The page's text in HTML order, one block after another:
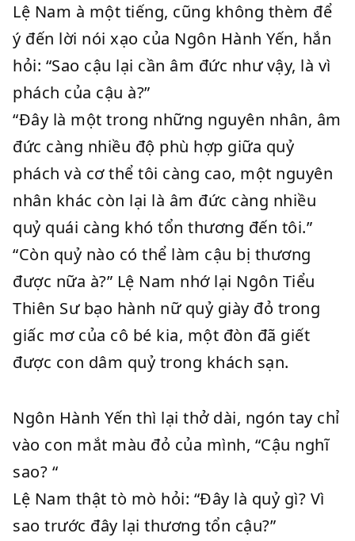
Lệ Nam à một tiếng, cũng không thèm để
ý đến lời nói xạo của Ngôn Hành Yến, hắn
hỏi: “Sao cậu lại cần âm đức như vậy, là vì
phách của cậu à?”
“Đây là một trong những nguyên nhân, âm
đức càng nhiều độ phù hợp giữa quỷ
phách và cơ thể tôi càng cao, một nguyên
nhân khác còn lại là âm đức càng nhiều
quỷ quái càng khó tổn thương đến tôi.”
“Còn quỷ nào có thể làm cậu bị thương
được nữa à?” Lệ Nam nhớ lại Ngôn Tiểu
Thiên Sư bạo hành nữ quỷ giày đỏ trong
giấc mơ của cô bé kia, một đòn đã giết
được con dâm quỷ trong khách sạn.
Ngôn Hành Yến thì lại thở dài, ngón tay chỉ
vào con mắt màu đỏ của mình, “Cậu nghĩ
sao? “
Lệ Nam thật tò mò hỏi: “Đây là quỷ gì? Vì
sao trước đây lại thương tổn cậu?”